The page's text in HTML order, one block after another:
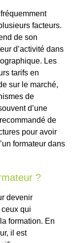
facteurs.
de son
d’activité dans
Les
tarifs en
sur le marché,
de
d’une
de
pour avoir
formateur dans
?
devenir
qui
formation. En
il est